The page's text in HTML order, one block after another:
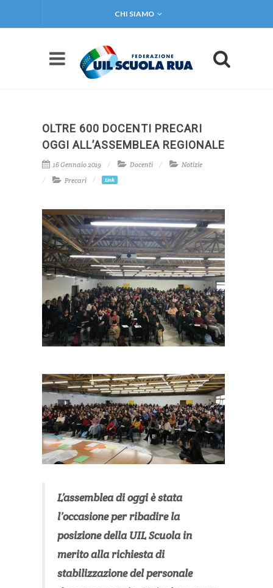
CHI SIAMO
OLTRE 600 DOCENTI PRECARI
OGGI ALL’ASSEMBLEA REGIONALE
16 Gennaio 2019 Docenti
Notizie
Precari
Link
L’assemblea di oggi è stata
l’occasione per ribadire la
posizione della UIL Scuola in
merito alla richiesta di
stabilizzazione del personale